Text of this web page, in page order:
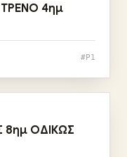
ΤΡΕΝΟ 4ημ
#P1
8ημ ΟΔΙΚΩΣ